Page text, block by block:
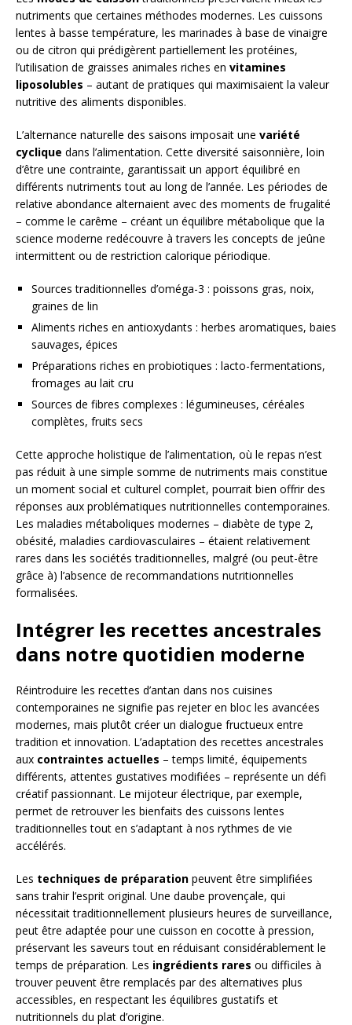
nutriments que certaines méthodes modernes. Les cuissons
lentes à basse température, les marinades à base de vinaigre
ou de citron qui prédigèrent partiellement les protéines,
l’utilisation de graisses animales riches en vitamines
liposolubles – autant de pratiques qui maximisaient la valeur
nutritive des aliments disponibles.
L’alternance naturelle des saisons imposait une variété
cyclique dans l’alimentation. Cette diversité saisonnière, loin
d’être une contrainte, garantissait un apport équilibré en
différents nutriments tout au long de l’année. Les périodes de
relative abondance alternaient avec des moments de frugalité
– comme le carême – créant un équilibre métabolique que la
science moderne redécouvre à travers les concepts de jeûne
intermittent ou de restriction calorique périodique.
Sources traditionnelles d’oméga-3 : poissons gras, noix,
graines de lin
Aliments riches en antioxydants : herbes aromatiques, baies
sauvages, épices
Préparations riches en probiotiques : lacto-fermentations,
fromages au lait cru
Sources de fibres complexes : légumineuses, céréales
complètes, fruits secs
Cette approche holistique de l’alimentation, où le repas n’est
pas réduit à une simple somme de nutriments mais constitue
un moment social et culturel complet, pourrait bien offrir des
réponses aux problématiques nutritionnelles contemporaines.
Les maladies métaboliques modernes – diabète de type 2,
obésité, maladies cardiovasculaires – étaient relativement
rares dans les sociétés traditionnelles, malgré (ou peut-être
grâce à) l’absence de recommandations nutritionnelles
formalisées.
Intégrer les recettes ancestrales
dans notre quotidien moderne
Réintroduire les recettes d’antan dans nos cuisines
contemporaines ne signifie pas rejeter en bloc les avancées
modernes, mais plutôt créer un dialogue fructueux entre
tradition et innovation. L’adaptation des recettes ancestrales
aux contraintes actuelles – temps limité, équipements
différents, attentes gustatives modifiées – représente un défi
créatif passionnant. Le mijoteur électrique, par exemple,
permet de retrouver les bienfaits des cuissons lentes
traditionnelles tout en s’adaptant à nos rythmes de vie
accélérés.
Les techniques de préparation peuvent être simplifiées
sans trahir l’esprit original. Une daube provençale, qui
nécessitait traditionnellement plusieurs heures de surveillance,
peut être adaptée pour une cuisson en cocotte à pression,
préservant les saveurs tout en réduisant considérablement le
temps de préparation. Les ingrédients rares ou difficiles à
trouver peuvent être remplacés par des alternatives plus
accessibles, en respectant les équilibres gustatifs et
nutritionnels du plat d’origine.